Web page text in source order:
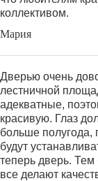
коллективом.
Мария
Дверью очень
лестничной
адекватные,
красивую. Глаз
больше полугода,
будут
теперь дверь.
все делают